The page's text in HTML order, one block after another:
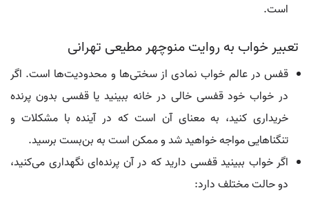
است.
تعبیر خواب به روایت منوچهر مطیعی تهرانی
قفس در عالم خواب نمادی از سختی‌ها و محدودیت‌ها است. اگر
در خواب خود قفسی خالی در خانه ببینید یا قفسی بدون پرنده
خریداری کنید، به معنای آن است که در آینده با مشکلات و
تنگناهایی مواجه خواهید شد و ممکن است به بن‌بست برسید.
اگر خواب ببینید قفسی دارید که در آن پرنده‌ای نگهداری می‌کنید،
دو حالت مختلف دارد: